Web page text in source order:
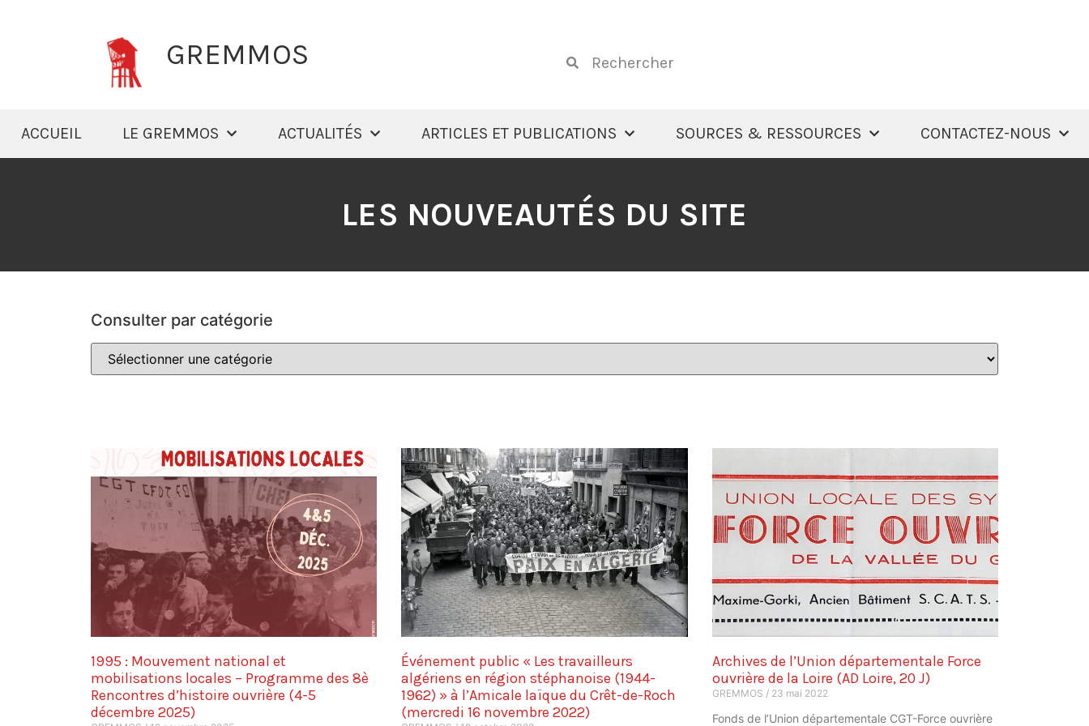
GREMMOS
ACCUEIL LE GREMMOS ACTUALITÉS ARTICLES ET PUBLICATIONS SOURCES & RESSOURCES CONTACTEZ-NOUS
LES NOUVEAUTÉS DU SITE
Consulter par catégorie
1995 : Mouvement national et
mobilisations locales – Programme des 8è
Rencontres d’histoire ouvrière (4-5
décembre 2025)
Événement public « Les travailleurs
algériens en région stéphanoise (1944-
1962) » à l’Amicale laïque du Crêt-de-Roch
(mercredi 16 novembre 2022)
Archives de l’Union départementale Force
ouvrière de la Loire (AD Loire, 20 J)
GREMMOS 23 mai 2022
Fonds de l’Union départementale CGT-Force ouvrière